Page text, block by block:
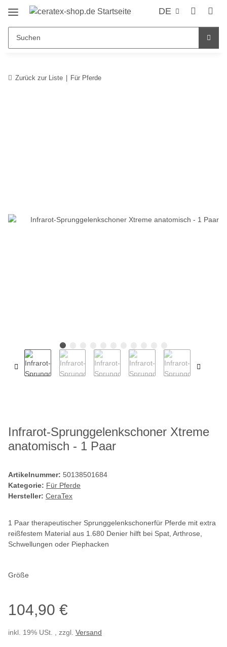
DE
Zurück zur Liste Für Pferde
Infrarot-Sprunggelenkschoner Xtreme
anatomisch - 1 Paar
Artikelnummer: 50138501684
Kategorie: Für Pferde
Hersteller: CeraTex
1 Paar therapeutischer Sprunggelenkschonerfür Pferde mit extra
reißfestem Material aus 1.680 Denier hilft bei Spat, Arthrose,
Schwellungen oder Piephacken
Größe
104,90 €
inkl. 19% USt. , zzgl. Versand